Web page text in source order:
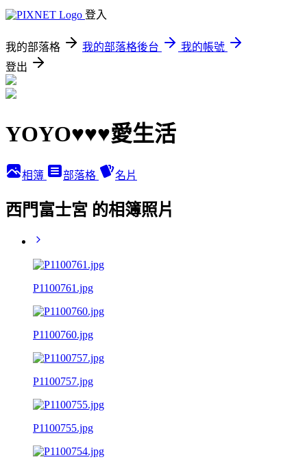
登入
我的部落格 我的部落格後台
我的帳號
登出
YOYO♥♥♥愛生活
相簿 部落格 名片
西門富士宮 的相簿照片
P1100761.jpg
P1100760.jpg
P1100757.jpg
P1100755.jpg